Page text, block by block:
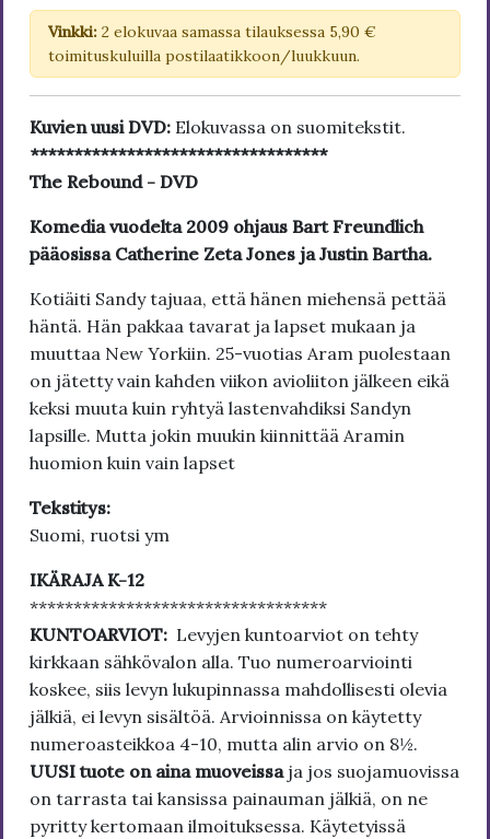
Vinkki: 2 elokuvaa samassa tilauksessa 5,90 €
toimituskuluilla postilaatikkoon/luukkuun.
Kuvien uusi DVD: Elokuvassa on suomitekstit.
**********************************
The Rebound - DVD
Komedia vuodelta 2009 ohjaus Bart Freundlich
pääosissa Catherine Zeta Jones ja Justin Bartha.
Kotiäiti Sandy tajuaa, että hänen miehensä pettää
häntä. Hän pakkaa tavarat ja lapset mukaan ja
muuttaa New Yorkiin. 25-vuotias Aram puolestaan
on jätetty vain kahden viikon avioliiton jälkeen eikä
keksi muuta kuin ryhtyä lastenvahdiksi Sandyn
lapsille. Mutta jokin muukin kiinnittää Aramin
huomion kuin vain lapset
Tekstitys:
Suomi, ruotsi ym
IKÄRAJA K-12
**********************************
KUNTOARVIOT: Levyjen kuntoarviot on tehty
kirkkaan sähkövalon alla. Tuo numeroarviointi
koskee, siis levyn lukupinnassa mahdollisesti olevia
jälkiä, ei levyn sisältöä. Arvioinnissa on käytetty
numeroasteikkoa 4-10, mutta alin arvio on 8½.
UUSI tuote on aina muoveissa ja jos suojamuovissa
on tarrasta tai kansissa painauman jälkiä, on ne
pyritty kertomaan ilmoituksessa. Käytetyissä